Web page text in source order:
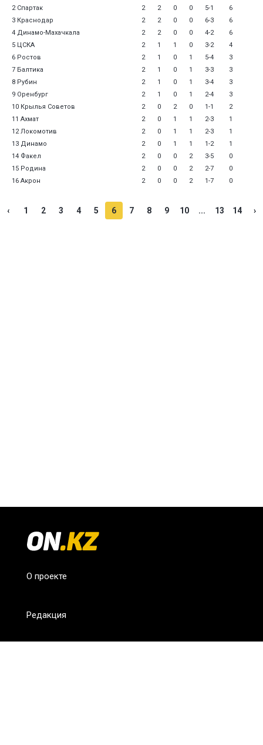
2 Спартак
2 2 0 0 5-1
6
3 Краснодар
2 2 0 0 6-3
6
4 Динамо-Махачкала
2 2 0 0 4-2
6
5 ЦСКА
2 1 1 0 3-2
4
6 Ростов
2 1 0 1 5-4
3
7 Балтика
2 1 0 1 3-3
3
8 Рубин
2 1 0 1 3-4
3
9 Оренбург
2 1 0 1 2-4
3
10 Крылья Советов
2 0 2 0 1-1
2
11 Ахмат
2 0 1 1 2-3
1
12 Локомотив
2 0 1 1 2-3
1
13 Динамо
2 0 1 1 1-2
1
14 Факел
2 0 0 2 3-5
0
15 Родина
2 0 0 2 2-7
0
16 Акрон
2 0 0 2 1-7 0
‹ 1 2 3 4 5 6 7 8 9 10 ... 13 14 ›
О проекте
Редакция